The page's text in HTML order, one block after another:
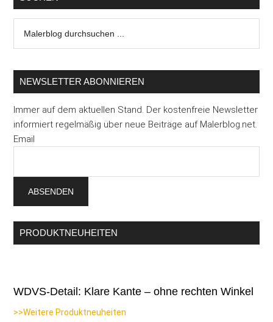
durchsuchen
NEWSLETTER ABONNIEREN
Immer auf dem aktuellen Stand. Der kostenfreie Newsletter
informiert regelmäßig über neue Beiträge auf Malerblog.net.
Email
PRODUKTNEUHEITEN
WDVS-Detail: Klare Kante – ohne rechten Winkel
>>Weitere Produktneuheiten